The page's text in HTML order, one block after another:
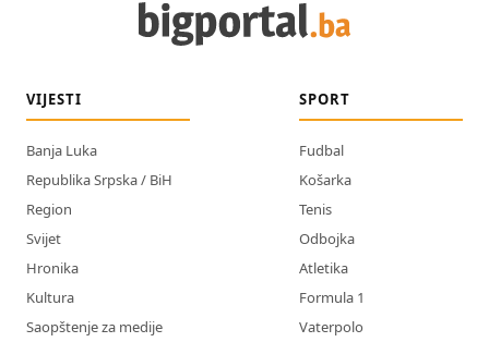
VIJESTI
Banja Luka
Republika Srpska / BiH
Region
Svijet
Hronika
Kultura
Saopštenje za medije
SPORT
Fudbal
Košarka
Tenis
Odbojka
Atletika
Formula 1
Vaterpolo